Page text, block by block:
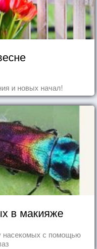
и новых начал!
в макияже
насекомых с помощью